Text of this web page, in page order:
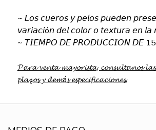
~ 𝘓𝘰𝘴 𝘤𝘶𝘦𝘳𝘰𝘴 𝘺 𝘱𝘦𝘭𝘰𝘴 𝘱𝘶𝘦𝘥𝘦𝘯
𝘷𝘢𝘳𝘪𝘢𝘤𝘪ó𝘯 𝘥𝘦𝘭 𝘤𝘰𝘭𝘰𝘳 𝘰 𝘵𝘦𝘹𝘵𝘶𝘳𝘢 𝘦𝘯
~ 𝘛𝘐𝘌𝘔𝘗𝘖 𝘋𝘌 𝘗𝘙𝘖𝘋𝘜𝘊𝘊𝘐𝘖𝘕 𝘋𝘌 15
𝓟𝓪𝓻𝓪 𝓿𝓮𝓷𝓽𝓪 𝓶𝓪𝔂𝓸𝓻𝓲𝓼𝓽𝓪, 𝓬𝓸𝓷𝓼𝓾𝓵𝓽𝓪𝓷𝓸𝓼
𝓹𝓵𝓪𝔃𝓸𝓼 𝔂 𝓭𝓮𝓶á𝓼 𝓮𝓼𝓹𝓮𝓬𝓲𝓯𝓲𝓬𝓪𝓬𝓲𝓸𝓷𝓮𝓼.